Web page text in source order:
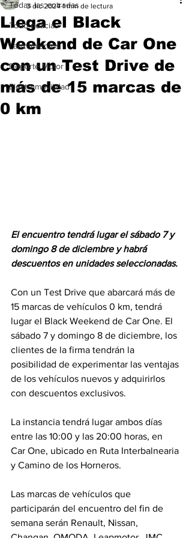
Todas las entradas
Todo noticias
Lanzamientos
Deporte Motor
Electromovilidad
Llega el Black
Weekend de Car One
con un Test Drive de
más de 15 marcas de
0 km
3 dic 2024 1 min de lectura
El encuentro tendrá lugar el sábado 7 y
domingo 8 de diciembre y habrá
descuentos en unidades seleccionadas.
Con un Test Drive que abarcará más de
15 marcas de vehículos 0 km, tendrá
lugar el Black Weekend de Car One. El
sábado 7 y domingo 8 de diciembre, los
clientes de la firma tendrán la
posibilidad de experimentar las ventajas
de los vehículos nuevos y adquirirlos
con descuentos exclusivos.
La instancia tendrá lugar ambos días
entre las 10:00 y las 20:00 horas, en
Car One, ubicado en Ruta Interbalnearia
y Camino de los Horneros.
Las marcas de vehículos que
participarán del encuentro del fin de
semana serán Renault, Nissan,